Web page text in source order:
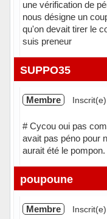
une vérification de
nous désigne un
qu'on devait tirer le
suis preneur
Hors ligne
SUPPO35
Membre
# Cycou oui pas
avait pas péno pour
aurait été le pompon.
Hors ligne
poupoune
Membre